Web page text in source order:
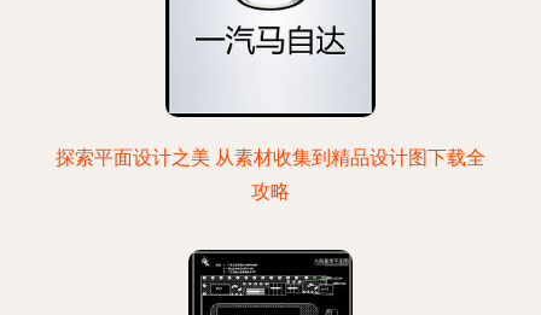
探索平面设计之美 从素材收集到精品设计图下载全
攻略